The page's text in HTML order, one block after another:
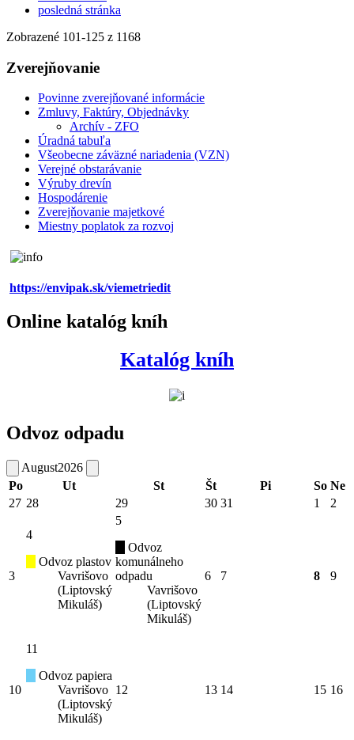
posledná stránka
Zobrazené 101-125 z 1168
Zverejňovanie
Povinne zverejňované informácie
Zmluvy, Faktúry, Objednávky
Archív - ZFO
Úradná tabuľa
Všeobecne záväzné nariadenia (VZN)
Verejné obstarávanie
Výruby drevín
Hospodárenie
Zverejňovanie majetkové
Miestny poplatok za rozvoj
https://envipak.sk/viemetriedit
Online katalóg kníh
Katalóg kníh
Odvoz odpadu
August2026
Po
Ut St Št Pi So Ne
27 28 29 30 31 1 2
3
4
Odvoz plastov
Vavrišovo
(Liptovský
Mikuláš)
5
Odvoz
komunálneho
odpadu
Vavrišovo
(Liptovský
Mikuláš)
6 7 8 9
10
11
Odvoz papiera
Vavrišovo
(Liptovský
Mikuláš)
12 13 14 15 16